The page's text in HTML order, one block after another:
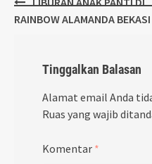
navigation
RAINBOW ALAMANDA BEKASI
Tinggalkan Balasan
Alamat email Anda
Ruas yang wajib
Komentar *